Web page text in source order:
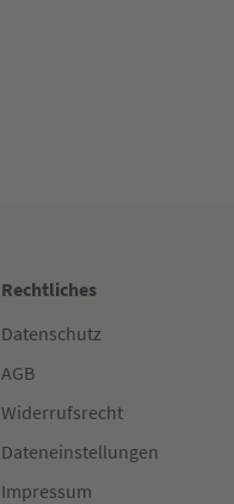
Rechtliches
Datenschutz
AGB
Widerrufsrecht
Dateneinstellungen
Impressum